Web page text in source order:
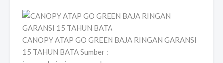
CANOPY ATAP GO GREEN BAJA RINGAN GARANSI
15 TAHUN BATA Sumber :